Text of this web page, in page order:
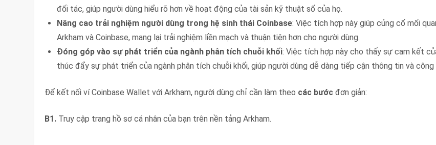
đối tác, giúp người dùng hiểu rõ hơn về hoạt động của tài sản kỹ thuật số của họ.
Nâng cao trải nghiệm người dùng trong hệ sinh thái Coinbase: Việc tích hợp này giúp củng cố mối
Arkham và Coinbase, mang lại trải nghiệm liền mạch và thuận tiện hơn cho người dùng.
Đóng góp vào sự phát triển của ngành phân tích chuỗi khối: Việc tích hợp này cho thấy sự cam kết
thúc đẩy sự phát triển của ngành phân tích chuỗi khối, giúp người dùng dễ dàng tiếp cận thông tin và
Để kết nối ví Coinbase Wallet với Arkham, người dùng chỉ cần làm theo các bước đơn giản:
B1. Truy cập trang hồ sơ cá nhân của bạn trên nền tảng Arkham.